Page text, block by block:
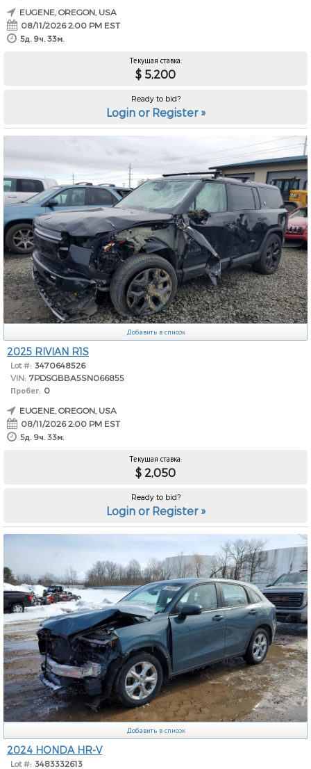
EUGENE, OREGON, USA
08/11/2026 2:00 PM EST
5д. 9ч. 33м.
Текущая ставка:
$ 5,200
Ready to bid?
Login or Register »
Добавить в список
2025 RIVIAN R1S
Lot #: 3470648526
VIN: 7PDSGBBA5SN066855
Пробег: 0
EUGENE, OREGON, USA
08/11/2026 2:00 PM EST
5д. 9ч. 33м.
Текущая ставка:
$ 2,050
Ready to bid?
Login or Register »
Добавить в список
2024 HONDA HR-V
Lot #: 3483332613